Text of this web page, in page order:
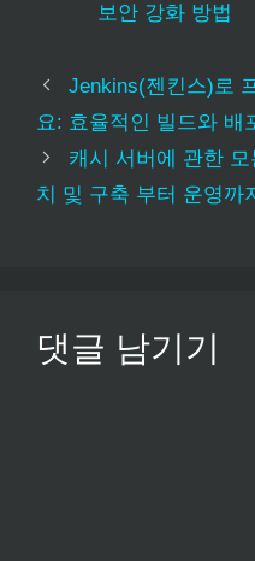
보안 강화 방법
Jenkins(젠킨스)로
요: 효율적인 빌드와 배
캐시 서버에 관한
치 및 구축 부터 운영까
댓글 남기기